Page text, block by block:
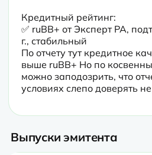
Кредитный рейтинг:
✅ ruBB+ от Эксперт РА,
г., стабильный
По отчету тут кредитное
выше ruBB+ Но по
можно заподозрить, что
условиях слепо доверять не
Выпуски эмитента